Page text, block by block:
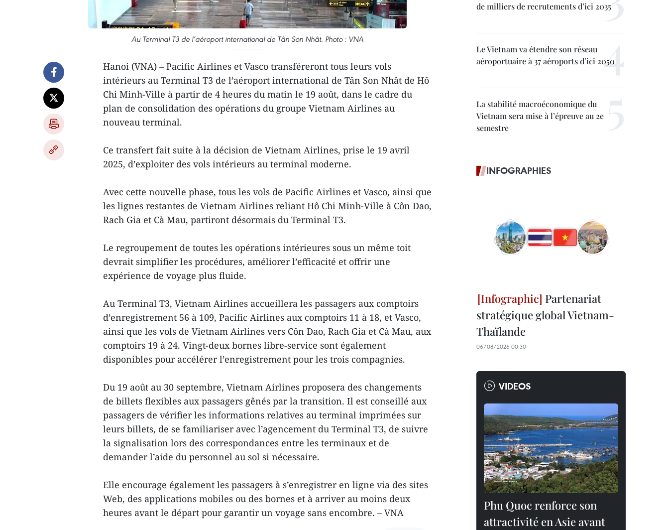
Au Terminal T3 de l’aéroport international de Tân Son Nhât. Photo : VNA
Hanoi (VNA) – Pacific Airlines et Vasco transféreront tous leurs vols
intérieurs au Terminal T3 de l’aéroport international de Tân Son Nhât de Hô
Chi Minh-Ville à partir de 4 heures du matin le 19 août, dans le cadre du
plan de consolidation des opérations du groupe Vietnam Airlines au
nouveau terminal.
Ce transfert fait suite à la décision de Vietnam Airlines, prise le 19 avril
2025, d’exploiter des vols intérieurs au terminal moderne.
Avec cette nouvelle phase, tous les vols de Pacific Airlines et Vasco, ainsi que
les lignes restantes de Vietnam Airlines reliant Hô Chi Minh-Ville à Côn Dao,
Rach Gia et Cà Mau, partiront désormais du Terminal T3.
Le regroupement de toutes les opérations intérieures sous un même toit
devrait simplifier les procédures, améliorer l’efficacité et offrir une
expérience de voyage plus fluide.
Au Terminal T3, Vietnam Airlines accueillera les passagers aux comptoirs
d’enregistrement 56 à 109, Pacific Airlines aux comptoirs 11 à 18, et Vasco,
ainsi que les vols de Vietnam Airlines vers Côn Dao, Rach Gia et Cà Mau, aux
comptoirs 19 à 24. Vingt-deux bornes libre-service sont également
disponibles pour accélérer l’enregistrement pour les trois compagnies.
Du 19 août au 30 septembre, Vietnam Airlines proposera des changements
de billets flexibles aux passagers gênés par la transition. Il est conseillé aux
passagers de vérifier les informations relatives au terminal imprimées sur
leurs billets, de se familiariser avec l’agencement du Terminal T3, de suivre
la signalisation lors des correspondances entre les terminaux et de
demander l’aide du personnel au sol si nécessaire.
Elle encourage également les passagers à s’enregistrer en ligne via des sites
Web, des applications mobiles ou des bornes et à arriver au moins deux
heures avant le départ pour garantir un voyage sans encombre. – VNA
de milliers de recrutements d’ici 2035
Le Vietnam va étendre son réseau
aéroportuaire à 37 aéroports d’ici 2050
La stabilité macroéconomique du
Vietnam sera mise à l’épreuve au 2e
semestre
INFOGRAPHIES
Partenariat
stratégique global Vietnam-
Thaïlande
06/08/2026 00:30
VIDEOS
Phu Quoc renforce son
attractivité en Asie avant